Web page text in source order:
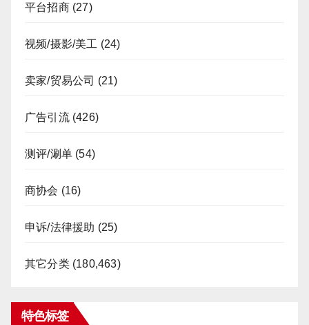
平台招商(27)
视频/摄影/美工 (24)
卖家/贸易公司 (21)
广告引流(426)
测评/涮单 (54)
商协会 (16)
申诉/法律援助 (25)
其它分类(180,463)
特色标签